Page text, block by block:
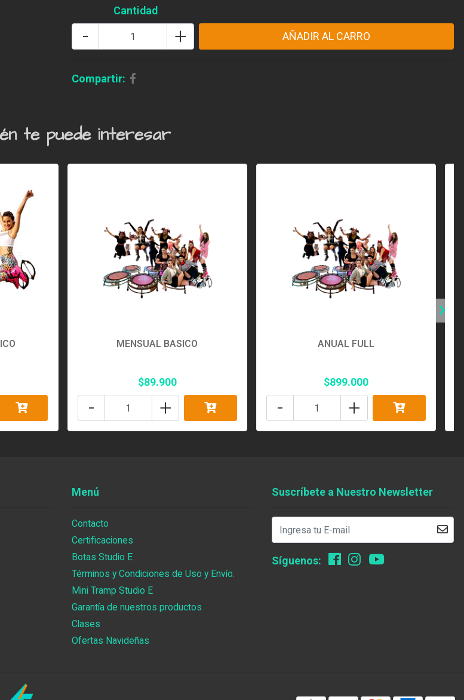
Cantidad
+
-
Compartir:
te puede interesar
MENSUAL BASICO
$89.900
+
-
ANUAL FULL
$899.000
+
-
Menú
Contacto
Certificaciones
Botas Studio E
Términos y Condiciones de Uso y Envío.
Mini Tramp Studio E
Garantía de nuestros productos
Clases
Ofertas Navideñas
Suscríbete a Nuestro Newsletter
Síguenos: